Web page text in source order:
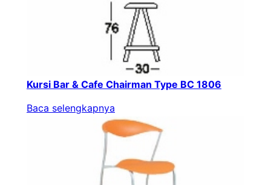
Kursi Bar & Cafe Chairman Type BC 1806
Baca selengkapnya